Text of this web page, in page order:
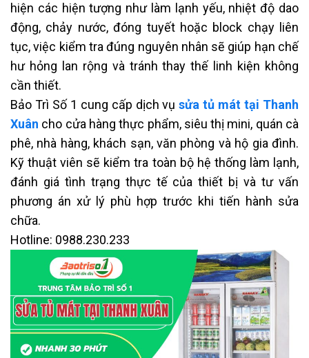
hiện các hiện tượng như làm lạnh yếu, nhiệt độ dao
động, chảy nước, đóng tuyết hoặc block chạy liên
tục, việc kiểm tra đúng nguyên nhân sẽ giúp hạn chế
hư hỏng lan rộng và tránh thay thế linh kiện không
cần thiết.
Bảo Trì Số 1 cung cấp dịch vụsửa tủ mát tại Thanh
Xuân cho cửa hàng thực phẩm, siêu thị mini, quán cà
phê, nhà hàng, khách sạn, văn phòng và hộ gia đình.
Kỹ thuật viên sẽ kiểm tra toàn bộ hệ thống làm lạnh,
đánh giá tình trạng thực tế của thiết bị và tư vấn
phương án xử lý phù hợp trước khi tiến hành sửa
chữa.
Hotline: 0988.230.233